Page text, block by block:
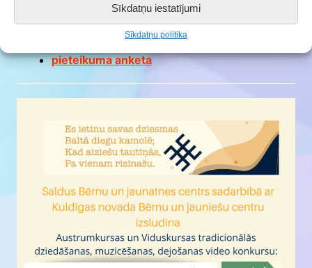
Sīkdatņu iestatījumi
Sīkdatņu politika
“Vedam danci 2022”
pieteikuma anketa